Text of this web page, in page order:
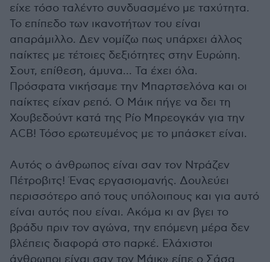
είχε τόσο ταλέντο συνδυασμένο με ταχύτητα.
Το επίπεδο των ικανοτήτων του είναι
απαράμιλλο. Δεν νομίζω πως υπάρχει άλλος
παίκτες με τέτοιες δεξιότητες στην Ευρώπη.
Σουτ, επίθεση, άμυνα… Τα έχει όλα.
Πρόσφατα νικήσαμε την Μπαρτσελόνα και οι
παίκτες είχαν ρεπό. Ο Μάικ πήγε να δει τη
Χουβεδούντ κατά της Ρίο Μπρεογκάν για την
ΑCB! Τόσο ερωτευμένος με το μπάσκετ είναι.
Αυτός ο άνθρωπος είναι σαν τον Ντράζεν
Πέτροβιτς! Ένας εργασιομανής. Δουλεύει
περισσότερο από τους υπόλοιπους και για αυτό
είναι αυτός που είναι. Ακόμα κι αν βγει το
βράδυ πριν τον αγώνα, την επόμενη μέρα δεν
βλέπεις διαφορά στο παρκέ. Ελάχιστοι
άνθρωποι είναι σαν τον Μάικ» είπε ο Σάσα